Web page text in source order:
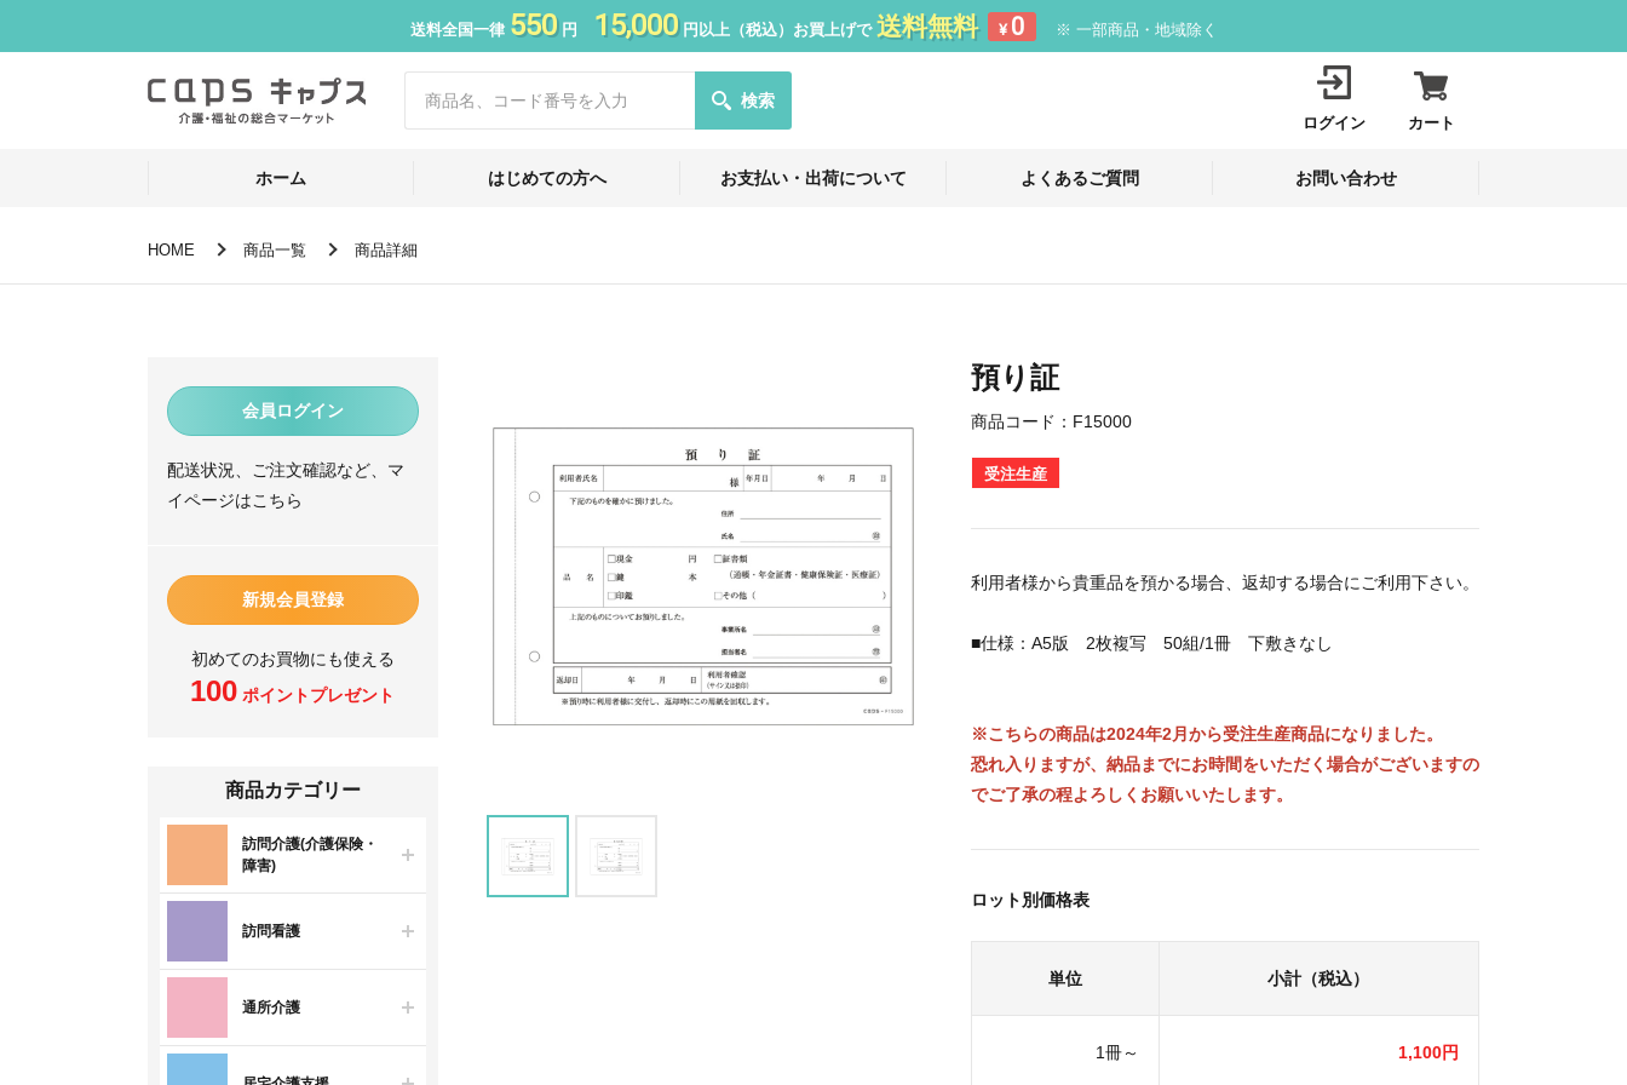
送料全国一律 550円 15,000円以上（税込）お買上げで 送料無料 ¥ 0 ※ 一部商品・地域除く
検索
ログイン カート
ホーム はじめての方へ お支払い・出荷について よくあるご質問 お問い合わせ
HOME 商品一覧 商品詳細
会員ログイン
配送状況、ご注文確認など、マ
イページはこちら
新規会員登録
初めてのお買物にも使える
100 ポイントプレゼント
商品カテゴリー
訪問介護(介護保険・
障害)
訪問看護
通所介護
預り証
商品コード： F15000
受注生産
利用者様から貴重品を預かる場合、返却する場合にご利用下さい。
■仕様：A5版 2枚複写 50組/1冊 下敷きなし
※こちらの商品は2024年2月から受注生産商品になりました。
恐れ入りますが、納品までにお時間をいただく場合がございますの
でご了承の程よろしくお願いいたします。
ロット別価格表
単位 小計（税込）
1冊～ 1,100円